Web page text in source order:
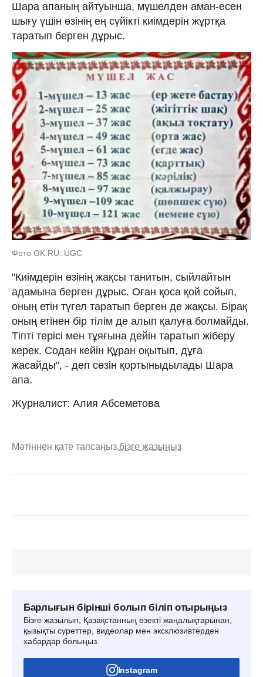
Шара апаның айтуынша, мүшелден аман-есен
шығу үшін өзінің ең сүйікті киімдерін жұртқа
таратып берген дұрыс.
Фото OK.RU: UGC
"Киімдерін өзінің жақсы танитын, сыйлайтын
адамына берген дұрыс. Оған қоса қой сойып,
оның етін түгел таратып берген де жақсы. Бірақ
оның етінен бір тілім де алып қалуға болмайды.
Тіпті терісі мен тұяғына дейін таратып жіберу
керек. Содан кейін Құран оқытып, дұға
жасайды", - деп сөзін қортыныдылады Шара
апа.
Журналист: Алия Абсеметова
Мәтіннен қате тапсаңыз,бізге жазыңыз
Барлығын бірінші болып біліп отырыңыз
Бізге жазылып, Қазақстанның өзекті жаңалықтарынан,
қызықты суреттер, видеолар мен эксклюзивтерден
хабардар болыңыз.
Instagram